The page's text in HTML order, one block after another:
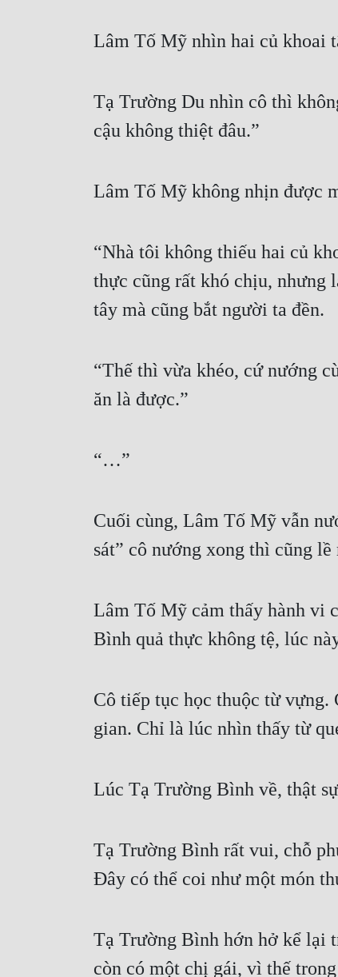
Lâm Tố Mỹ nhìn hai củ khoai
Tạ Trường Du nhìn cô thì
cậu không thiệt đâu.”
Lâm Tố Mỹ không nhịn được
“Nhà tôi không thiếu hai củ
thực cũng rất khó chịu, nhưng
tây mà cũng bắt người ta đền.
“Thế thì vừa khéo, cứ nướng
ăn là được.”
“…”
Cuối cùng, Lâm Tố Mỹ vẫn
sát” cô nướng xong thì cũng lề
Lâm Tố Mỹ cảm thấy hành vi
Bình quả thực không tệ, lúc
Cô tiếp tục học thuộc từ vựng.
gian. Chỉ là lúc nhìn thấy từ
Lúc Tạ Trường Bình về, thật
Tạ Trường Bình rất vui, chỗ
Đây có thể coi như một món
Tạ Trường Bình hớn hở kể lại
còn có một chị gái, vì thế